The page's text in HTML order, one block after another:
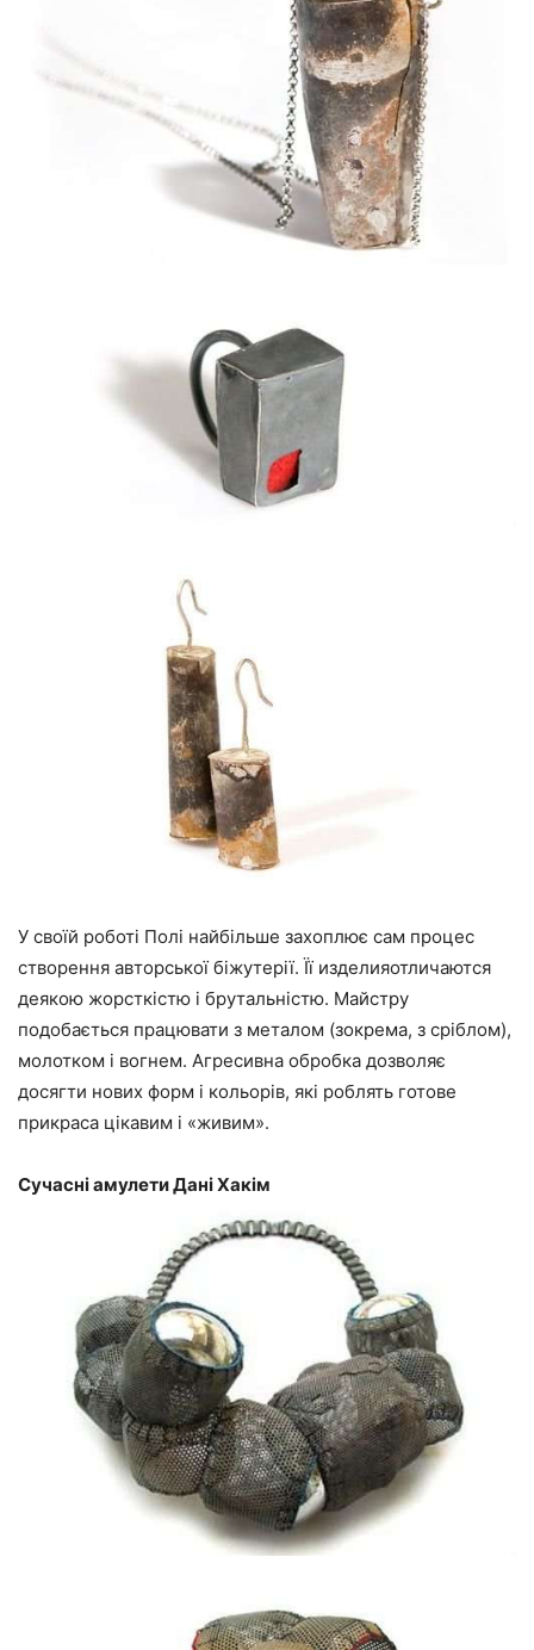
У своїй роботі Полі найбільше захоплює сам процес
створення авторської біжутерії. Її изделияотличаются
деякою жорсткістю і брутальністю. Майстру
подобається працювати з металом (зокрема, з сріблом),
молотком і вогнем. Агресивна обробка дозволяє
досягти нових форм і кольорів, які роблять готове
прикраса цікавим і «живим».
Сучасні амулети Дані Хакім